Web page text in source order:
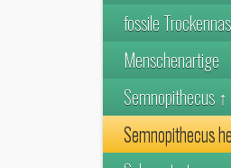
fossile
Menschenartige
Semnopithecus ↑
Semnopithecus